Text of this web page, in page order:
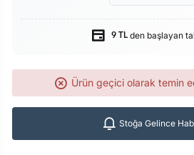
9 TLden başlayan
Ürün geçici olarak temin
Stoğa Gelince